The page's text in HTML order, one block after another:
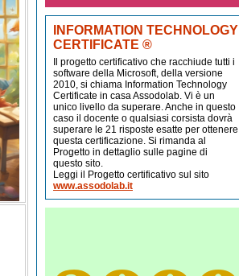
INFORMATION TECHNOLOGY
CERTIFICATE ®
Il progetto certificativo che racchiude tutti i
software della Microsoft, della versione
2010, si chiama Information Technology
Certificate in casa Assodolab. Vi è un
unico livello da superare. Anche in questo
caso il docente o qualsiasi corsista dovrà
superare le 21 risposte esatte per ottenere
questa certificazione. Si rimanda al
Progetto in dettaglio sulle pagine di
questo sito.
Leggi il Progetto certificativo sul sito
www.assodolab.it